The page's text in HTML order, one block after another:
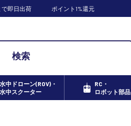
で即日出荷 ポイント1%還元
検索
水中ドローン(ROV)・
水中スクーター
RC・
ロボット部品